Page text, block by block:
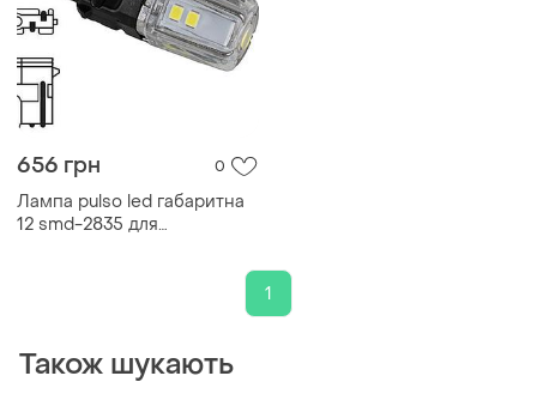
656 грн 0
Лампа pulso led габаритна
12 smd-2835 для
біле світло 2 контакти ve-33
1
Також шукають